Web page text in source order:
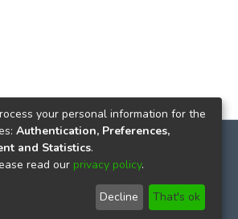
your personal information for the
Authentication, Preferences,
and Statistics.
read our privacy policy.
Decline That's ok